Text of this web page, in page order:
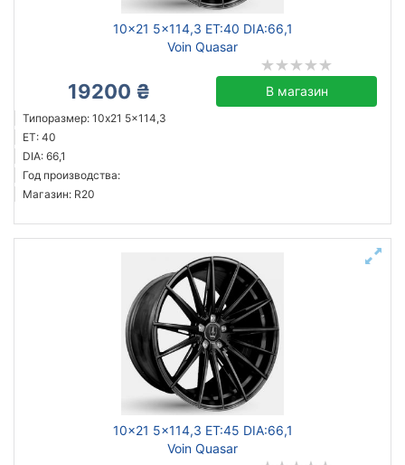
10x21 5x114,3 ET:40 DIA:66,1
Voin Quasar
19200 ₴ В магазин
Типоразмер: 10x21 5x114,3
ET: 40
DIA: 66,1
Год производства:
Магазин: R20
10x21 5x114,3 ET:45 DIA:66,1
Voin Quasar